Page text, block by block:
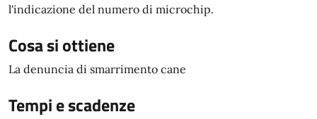
l'indicazione del numero di microchip.
Cosa si ottiene
La denuncia di smarrimento cane
Tempi e scadenze